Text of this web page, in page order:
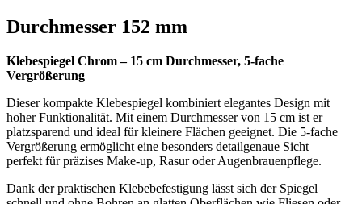
Durchmesser 152 mm
Klebespiegel Chrom – 15 cm Durchmesser, 5-fache
Vergrößerung
Dieser kompakte Klebespiegel kombiniert elegantes Design mit
hoher Funktionalität. Mit einem Durchmesser von 15 cm ist er
platzsparend und ideal für kleinere Flächen geeignet. Die 5-fache
Vergrößerung ermöglicht eine besonders detailgenaue Sicht –
perfekt für präzises Make-up, Rasur oder Augenbrauenpflege.
Dank der praktischen Klebebefestigung lässt sich der Spiegel